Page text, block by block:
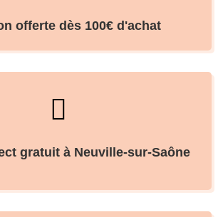
offerte dès 100€ d'achat

gratuit à Neuville-sur-Saône